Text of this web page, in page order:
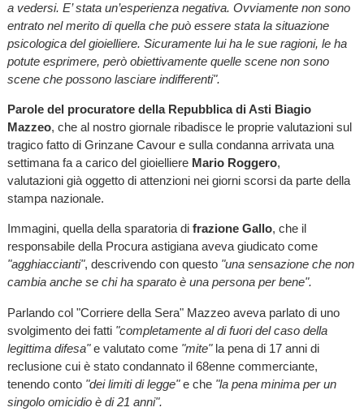
a vedersi. E’ stata un’esperienza negativa. Ovviamente non sono
entrato nel merito di quella che può essere stata la situazione
psicologica del gioielliere. Sicuramente lui ha le sue ragioni, le ha
potute esprimere, però obiettivamente quelle scene non sono
scene che possono lasciare indifferenti".
Parole del procuratore della Repubblica di Asti Biagio
Mazzeo, che al nostro giornale ribadisce le proprie valutazioni sul
tragico fatto di Grinzane Cavour e sulla condanna arrivata una
settimana fa a carico del gioielliere Mario Roggero,
valutazioni già oggetto di attenzioni nei giorni scorsi da parte della
stampa nazionale.
Immagini, quella della sparatoria di frazione Gallo, che il
responsabile della Procura astigiana aveva giudicato come
"agghiaccianti", descrivendo con questo "una sensazione che non
cambia anche se chi ha sparato è una persona per bene".
Parlando col "Corriere della Sera" Mazzeo aveva parlato di uno
svolgimento dei fatti "completamente al di fuori del caso della
legittima difesa"e valutato come "mite" la pena di 17 anni di
reclusione cui è stato condannato il 68enne commerciante,
tenendo conto "dei limiti di legge"e che "la pena minima per un
singolo omicidio è di 21 anni".